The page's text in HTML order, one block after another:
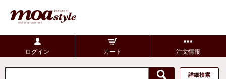
ログイン カート 注文情報
詳細検索